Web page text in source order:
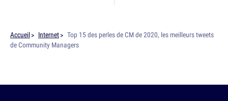
Accueil Internet
Top 15 des perles de CM de 2020, les meilleurs tweets
de Community Managers